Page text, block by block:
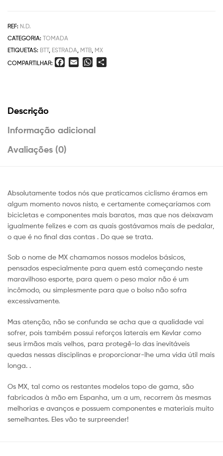
REF: N.D.
CATEGORIA: TOMADA
ETIQUETAS: BTT, ESTRADA, MTB, MX
COMPARTILHAR:
k
W
p
Descrição
Informação adicional
Avaliações (0)
Absolutamente todos nós que praticamos ciclismo éramos em
algum momento novos nisto, e certamente começaríamos com
bicicletas e componentes mais baratos, mas que nos deixavam
igualmente felizes e com as quais gostávamos mais de pedalar,
o que é no final das contas . Do que se trata.
Sob o nome de MX chamamos nossos modelos básicos,
pensados especialmente para quem está começando neste
maravilhoso esporte, para quem o peso maior não é um
incômodo, ou simplesmente para que o bolso não sofra
excessivamente.
Mas atenção, não se confunda se acha que a qualidade vai
sofrer, pois também possui reforços laterais em Kevlar como
seus irmãos mais velhos, para protegê-lo das inevitáveis
quedas nessas disciplinas e proporcionar-lhe uma vida útil mais
longa. .
Os MX, tal como os restantes modelos topo de gama, são
fabricados à mão em Espanha, um a um, recorrem às mesmas
melhorias e avanços e possuem componentes e materiais muito
semelhantes. Eles vão te surpreender!